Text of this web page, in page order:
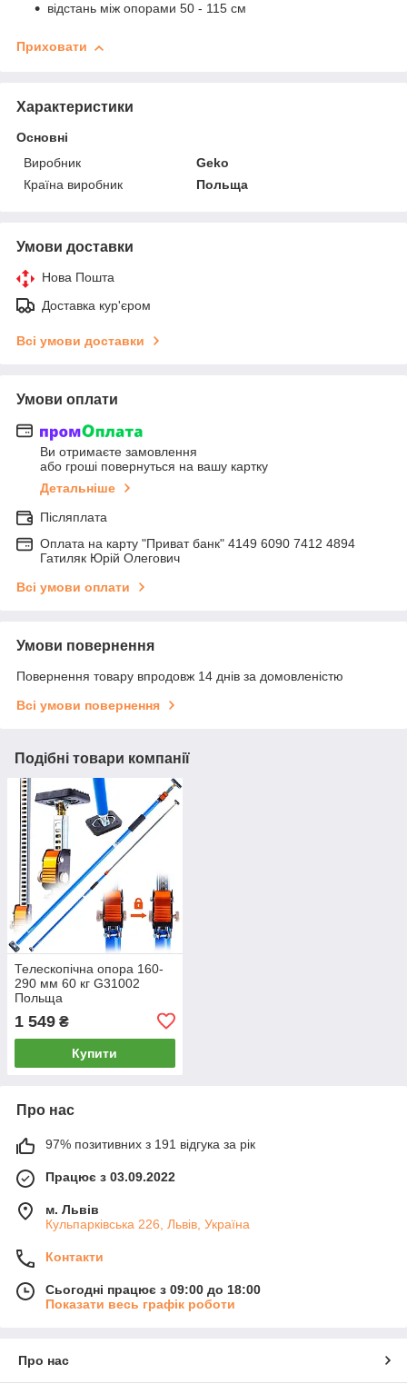
відстань між опорами 50 - 115 см
Приховати
Характеристики
Основні
Виробник
Geko
Країна виробник
Польща
Умови доставки
Нова Пошта
Доставка кур'єром
Всі умови доставки
Умови оплати
Ви отримаєте замовлення
або гроші повернуться на вашу картку
Детальніше
Післяплата
Оплата на карту "Приват банк" 4149 6090 7412 4894
Гатиляк Юрій Олегович
Всі умови оплати
Умови повернення
Повернення товару впродовж 14 днів за домовленістю
Всі умови повернення
Подібні товари компанії
Телескопічна опора 160-
290 мм 60 кг G31002
Польща
1 549 ₴
Купити
Про нас
97% позитивних з 191 відгука за рік
Працює з 03.09.2022
м. Львів
Кульпарківська 226, Львів, Україна
Контакти
Сьогодні працює з 09:00 до 18:00
Показати весь графік роботи
Про нас